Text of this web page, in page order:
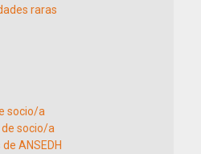
raras
socio/a
socio/a
ANSEDH